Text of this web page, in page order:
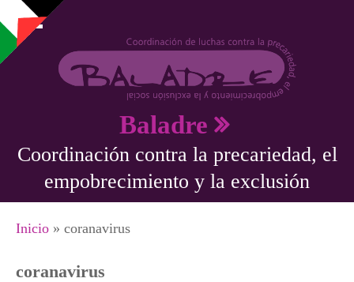
Pasar al contenido principal
Baladre
Coordinación contra la precariedad, el
empobrecimiento y la exclusión
Se encuentra usted aquí
Inicio » coranavirus
coranavirus